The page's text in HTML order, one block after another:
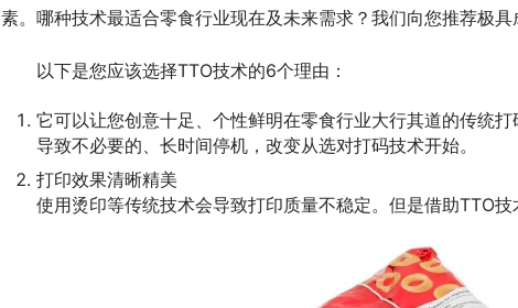
素。哪种技术最适合零食行业现在及未来需求？我们向您推荐极
以下是您应该选择TTO技术的6个理由：
它可以让您创意十足、个性鲜明在零食行业大行其道的传统
导致不必要的、长时间停机，改变从选对打码技术开始。
打印效果清晰精美
使用烫印等传统技术会导致打印质量不稳定。但是借助TTO